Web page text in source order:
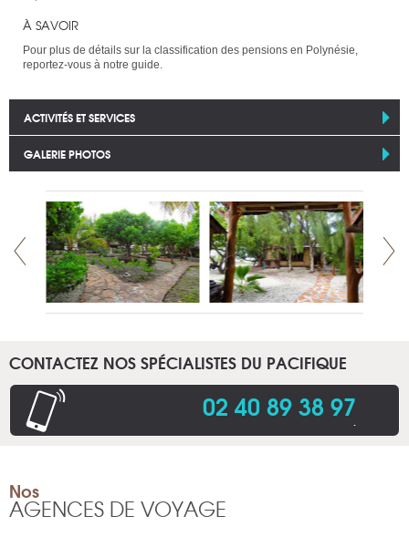
À SAVOIR
Pour plus de détails sur la classification des pensions en Polynésie,
reportez-vous à notre guide.
ACTIVITÉS ET SERVICES
GALERIE PHOTOS
CONTACTEZ NOS SPÉCIALISTES DU PACIFIQUE
02 40 89 38 97.
Nos
AGENCES DE VOYAGE